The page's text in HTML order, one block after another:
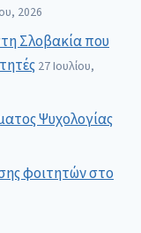
2026
Σλοβακία που
27 Ιουλίου,
Ψυχολογίας
φοιτητών στο